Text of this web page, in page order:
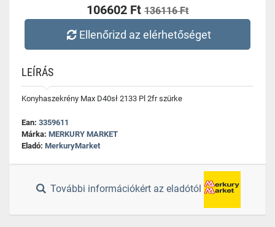
106602 Ft 136116 Ft
Ellenőrizd az elérhetőséget
LEÍRÁS
Konyhaszekrény Max D40sł 2133 Pl 2fr szürke
Ean: 3359611
Márka: MERKURY MARKET
Eladó: MerkuryMarket
További információkért az eladótól